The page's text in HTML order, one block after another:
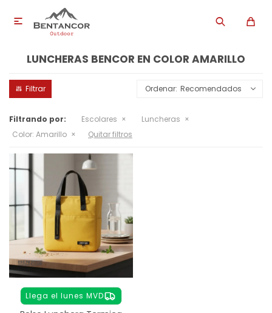

LUNCHERAS BENCOR EN COLOR AMARILLO
Recomendados
Filtrando por: Escolares
Luncheras
Color: Amarillo Quitar filtros
Llega el lunes MVD